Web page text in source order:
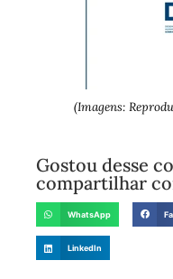
(Imagens:
Gostou desse
compartilhar
WhatsApp
LinkedIn